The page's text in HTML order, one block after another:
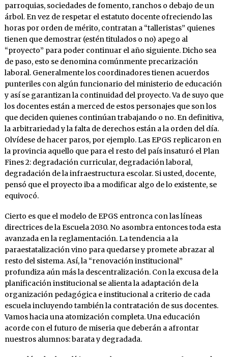
parroquias, sociedades de fomento, ranchos o debajo de un
árbol. En vez de respetar el estatuto docente ofreciendo las
horas por orden de mérito, contratan a “talleristas” quienes
tienen que demostrar (estén titulados o no) apego al
“proyecto” para poder continuar el año siguiente. Dicho sea
de paso, esto se denomina comúnmente precarización
laboral. Generalmente los coordinadores tienen acuerdos
punteriles con algún funcionario del ministerio de educación
y así se garantizan la continuidad del proyecto. Va de suyo que
los docentes están a merced de estos personajes que son los
que deciden quienes continúan trabajando o no. En definitiva,
la arbitrariedad y la falta de derechos están a la orden del día.
Olvídese de hacer paros, por ejemplo. Las EPGS replicaron en
la provincia aquello que para el resto del país insaturó el Plan
Fines 2: degradación curricular, degradación laboral,
degradación de la infraestructura escolar. Si usted, docente,
pensó que el proyecto iba a modificar algo de lo existente, se
equivocó.
Cierto es que el modelo de EPGS entronca con las líneas
directrices de la Escuela 2030. No asombra entonces toda esta
avanzada en la reglamentación. La tendencia a la
paraestatalización vino para quedarse y promete abrazar al
resto del sistema. Así, la “renovación institucional”
profundiza aún más la descentralización. Con la excusa de la
planificación institucional se alienta la adaptación de la
organización pedagógica e institucional a criterio de cada
escuela incluyendo también la contratación de sus docentes.
Vamos hacia una atomización completa. Una educación
acorde con el futuro de miseria que deberán a afrontar
nuestros alumnos: barata y degradada.